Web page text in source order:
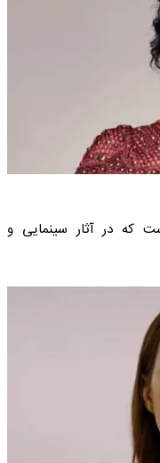
که در آثار سینمایی و